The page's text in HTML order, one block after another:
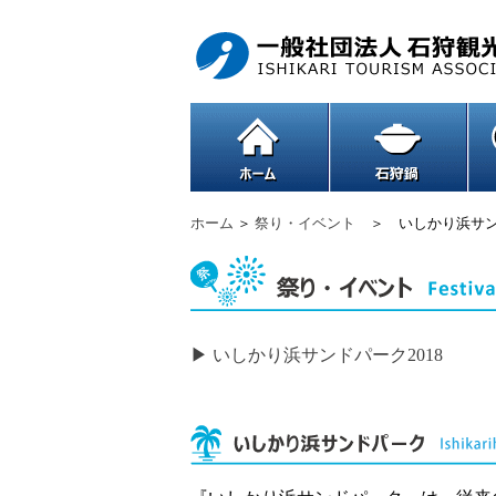
ホーム ＞ 祭り・イベント ＞ いしかり浜サ
▶ いしかり浜サンドパーク2018